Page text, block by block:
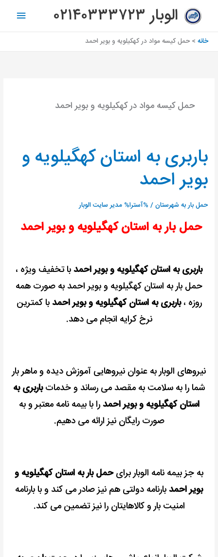
محتوا
الوبار ۰۲۱۴۰۳۳۳۷۲۳
اصلی
خانه حمل کیسه مواد در کهکیلویه و بویر احمد
حمل کیسه مواد در کهکیلویه و بویر احمد
باربری به استان کهگیلویه و
بویر احمد
حمل بار به شهرستان/ %آسترا% مدیر سایت الوبار
حمل بار به استان کهگیلویه و بویر احمد
باربری به استان کهگیلویه و بویر احمدبا تخفیف ویژه ،
حمل بار به استان کهگیلویه و بویر احمد به صورت همه
روزه ،باربری به استان کهگیلویه و بویر احمدبا کمترین
نرخ کرایه انجام می دهد.
نیروهای الوبار به عنوان نیروهایی آموزش دیده و ماهر بار
شما را به سلامت به مقصد می رساند و خدماتباربری به
استان کهگیلویه و بویر احمدرا با بیمه نامه معتبر و به
صورت رایگان نیز ارائه می دهیم.
به جز بیمه نامه الوبار برایحمل بار به استان کهگیلویه و
بویر احمدبارنامه دولتی هم نیز صادر می کند و با بارنامه
امنیت بار و کالاهایتان را نیز تضمین می کند.
باربری
به
استان
کهگیلویه
بویر
احمد